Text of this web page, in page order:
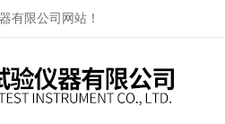
有限公司网站！